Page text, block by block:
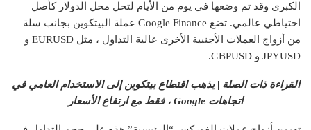
الكبرى وقد تم وضعها في يوم من الأيام لتحل محل الدولار كأصل
احتياطي عالمي. تضع Google Finance عملة البيتكوين بجانب سلة
من أزواج العملات الأجنبية الأخرى عالية التداول ، مثل EURUSD و
JPYUSD و GBPUSD.
القراءة ذات الصلة | يذهب اقتطاع بيتكوين إلى الاستخدام العامي في
اتجاهات Google ، فقط مع ارتفاع الأسعار